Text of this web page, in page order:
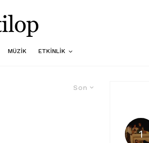
MÜZIK ETKINLIK
Son